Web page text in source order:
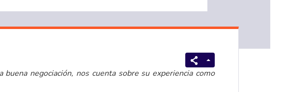
negociación, nos cuenta sobre su experiencia como